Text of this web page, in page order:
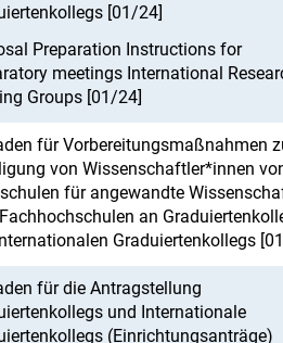
[01/24]
Preparation Instructions for
meetings International
Groups [01/24]
für Vorbereitungsmaßnahmen
von Wissenschaftler*innen
für angewandte
an
Graduiertenkollegs
für die Antragstellung
und Internationale
(Einrichtungsanträge)